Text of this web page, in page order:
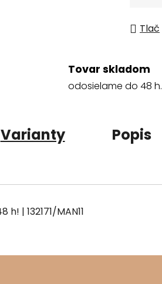
Tlač
Tovar skladom
odosielame do 48 h.
Varianty Popis
| 132171/MAN11